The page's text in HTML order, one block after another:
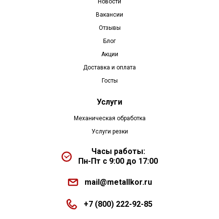
Вакансии
Отзывы
Блог
Акции
Доставка и оплата
Госты
Услуги
Механическая обработка
Услуги резки
Часы работы:
Пн-Пт с 9:00 до 17:00
mail@metallkor.ru
+7 (800) 222-92-85